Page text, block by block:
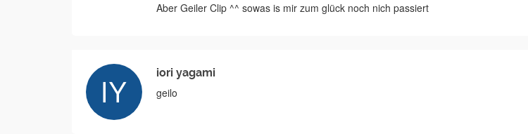
Aber Geiler Clip ^^ sowas is mir zum glück noch nich passiert
iori yagami
geilo